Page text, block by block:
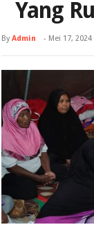
Yang
ByAdmin - Mei 17, 2024